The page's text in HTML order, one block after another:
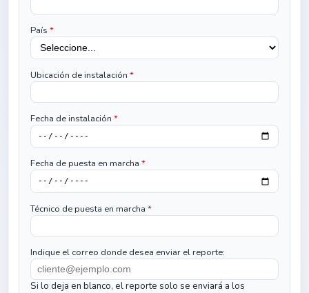
País *
Ubicación de instalación *
Fecha de instalación *
Fecha de puesta en marcha *
Técnico de puesta en marcha *
Indique el correo donde desea enviar el reporte:
Si lo deja en blanco, el reporte solo se enviará a los